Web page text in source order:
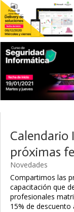
próximas
Novedades
Compartimos las
capacitación que
profesionales
15% de descuento